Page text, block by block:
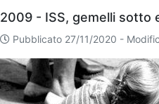
Eventi
2009 - ISS, gemelli sotto
Pubblicato 27/11/2020 -